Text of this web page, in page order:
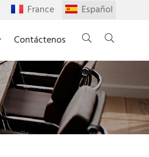
France
Español
Contáctenos